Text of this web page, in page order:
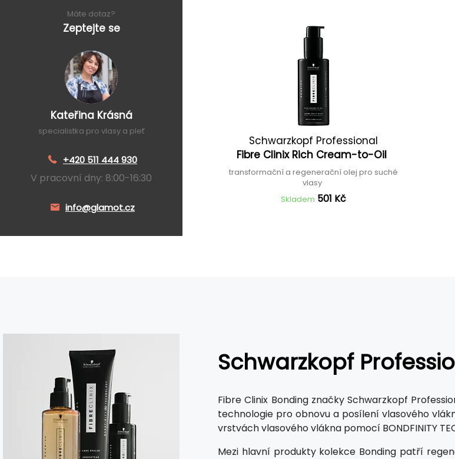
Máte dotaz?
Zeptejte se
Kateřina Krásná
specialistka pro vlasy a pleť
+420 511 444 930
V pracovní dny: 8:00-16:30
info@glamot.cz
Schwarzkopf Professional
Fibre Clinix Rich Cream-to-Oil
transformační a regenerační olej pro suché
vlasy
Skladem 501 Kč
Schwarzkopf
Fibre Clinix Bonding značky Schwarzkopf
technologie pro obnovu a posílení vlasového
vrstvách vlasového vlákna pomocí BONDFINITY
Mezi hlavní produkty kolekce Bonding patří